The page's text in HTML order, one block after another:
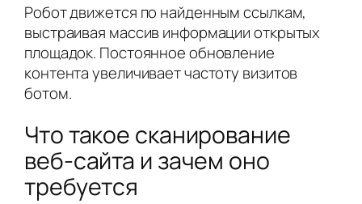
Робот движется по найденным ссылкам,
выстраивая массив информации открытых
площадок. Постоянное обновление
контента увеличивает частоту визитов
ботом.
Что такое сканирование
веб-сайта и зачем оно
требуется